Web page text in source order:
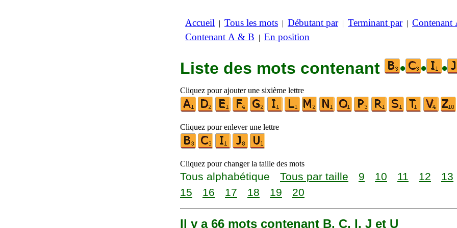
Accueil | Tous les mots | Débutant par| Terminant par| Contenant
Contenant A & B | En position
Liste des mots contenant • • •
Cliquez pour ajouter une sixième lettre
Cliquez pour enlever une lettre
Cliquez pour changer la taille des mots
Tous alphabétique Tous par taille 9 10 11 12 13
15
16 17 18 19 20
Il y a 66 mots contenant B, C, I, J et U